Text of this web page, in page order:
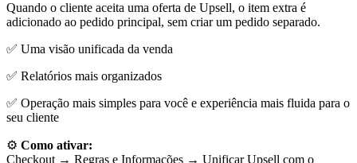
Quando o cliente aceita uma oferta de Upsell, o item extra é
adicionado ao pedido principal, sem criar um pedido separado.
✅ Uma visão unificada da venda
✅ Relatórios mais organizados
✅ Operação mais simples para você e experiência mais fluida para o
seu cliente
⚙️ Como ativar:
Checkout → Regras e Informações → Unificar Upsell com o